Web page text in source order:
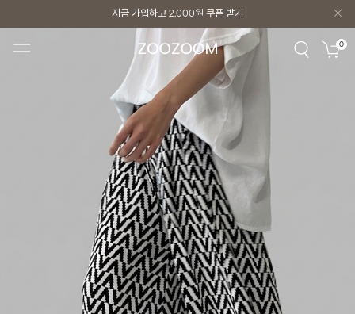
지금 가입하고 2,000원 쿠폰 받기
지금 가입하고 2,000원쿠폰 받기 0